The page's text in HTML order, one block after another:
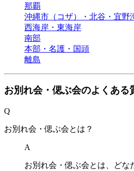
那覇
沖縄市（コザ）・北谷・宜野
西海岸・東海岸
南部
本部・名護・国頭
離島
お別れ会・偲ぶ会のよくある
Q
お別れ会・偲ぶ会とは？
A
お別れ会・偲ぶ会とは、どな